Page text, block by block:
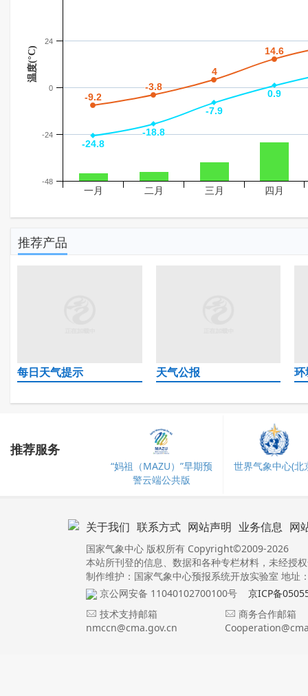
温度(°C)
-9.2
-9.2
-3.8
-3.8
4
4
14.6
14.6
-24.8
-24.8
-18.8
-18.8
-7.9
-7.9
0.9
0.9
一月 二月 三月 四月
-48
-24
0
24
推荐产品
每日天气提示 天气公报
推荐服务
“妈祖（MAZU）”早期预
警云端公共版
世界气象中心(北
关于我们 联系方式 网站声明 业务信息 网
国家气象中心 版权所有 Copyright©2009-2026
本站所刊登的信息、数据和各种专栏材料，未经授
制作维护：国家气象中心预报系统开放实验室 地址
京公网安备 11040102700100号
京ICP备
技术支持邮箱
nmccn@cma.gov.cn
商务合作邮箱